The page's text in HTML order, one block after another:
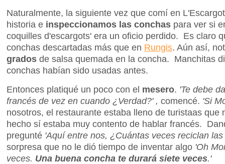
Naturalmente, la siguiente vez que comí en
historia e inspeccionamos las conchas para ver si
coquilles d'escargots' era un oficio perdido. Es claro
conchas descartadas más que en Rungis. Aún así,
grados de salsa quemada en la concha. Manchitas
conchas habían sido usadas antes.
Entonces platiqué un poco con el mesero. 'Te debe
francés de vez en cuando ¿Verdad?' , comencé. 'Si
nosotros, el restaurante estaba lleno de turistaas que
hecho sí estaba muy contento de hablar francés.
pregunté 'Aquí entre nos, ¿Cuántas veces reciclan
sorpresa que no le dió tiempo de inventar algo 'Oh
veces. Una buena concha te durará siete veces.'